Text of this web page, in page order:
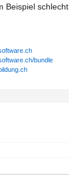
Beispiel schlecht.
bundle